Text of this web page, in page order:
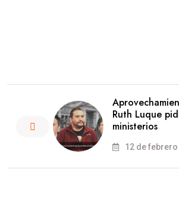
Ruth Luque
ministerios
12 de